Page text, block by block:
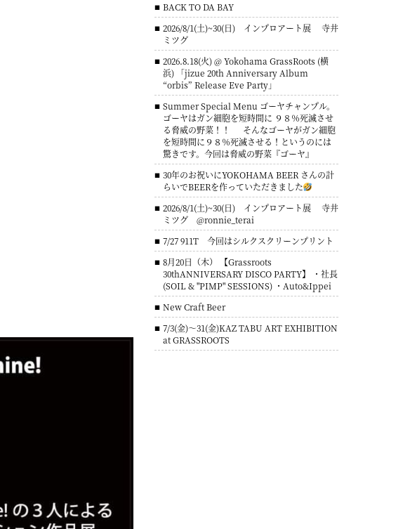
BACK TO DA BAY
2026/8/1(土)~30(日) インプロアート展 寺井
ミツグ
2026.8.18(火) @ Yokohama GrassRoots (横
浜) 「jizue 20th Anniversary Album
“orbis” Release Eve Party」
Summer Special Menu ゴーヤチャンプル。
ゴーヤはガン細胞を短時間に ９８％死滅させ
る脅威の野菜！！ そんなゴーヤがガン細胞
を短時間に９８％死滅させる！というのには
驚きです。今回は脅威の野菜『ゴーヤ』
30年のお祝いにYOKOHAMA BEER さんの計
らいでBEERを作っていただきました
2026/8/1(土)~30(日) インプロアート展 寺井
ミツグ @ronnie_terai
7/27 911T 今回はシルクスクリーンプリント
8月20日（木） 【Grassroots
30thANNIVERSARY DISCO PARTY】 ・社長
(SOIL & "PIMP" SESSIONS) ・Auto&Ippei
New Craft Beer
7/3(金)～31(金)KAZ TABU ART EXHIBITION
at GRASSROOTS